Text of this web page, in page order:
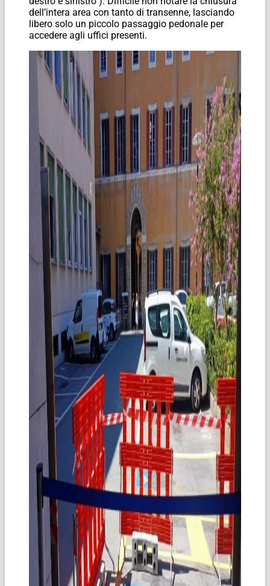
dell’intera area con tanto di transenne, lasciando
libero solo un piccolo passaggio pedonale per
accedere agli uffici presenti.